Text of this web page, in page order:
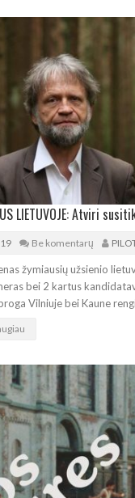
Be komentarų
žymiausių užsienio
bei 2 kartus
Vilniuje bei Kaune